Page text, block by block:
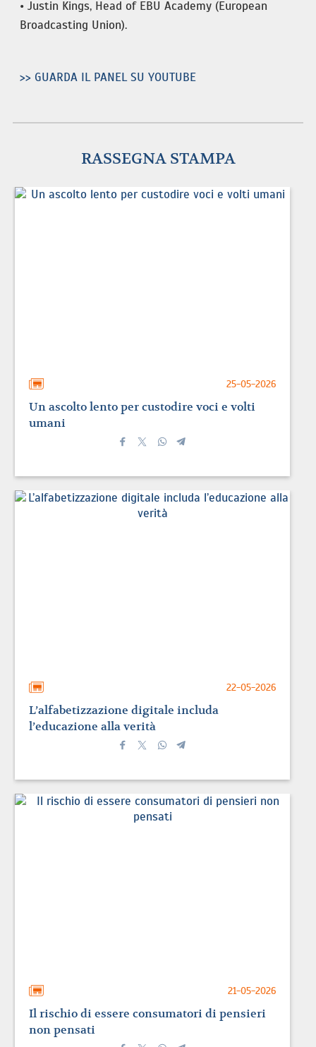
• Justin Kings, Head of EBU Academy (European
Broadcasting Union).
>> GUARDA IL PANEL SU YOUTUBE
RASSEGNA STAMPA
25-05-2026
Un ascolto lento per custodire voci e volti
umani
22-05-2026
L’alfabetizzazione digitale includa
l’educazione alla verità
21-05-2026
Il rischio di essere consumatori di pensieri
non pensati